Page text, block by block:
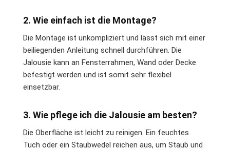
2. Wie einfach ist die Montage?
Die Montage ist unkompliziert und lässt sich mit einer
beiliegenden Anleitung schnell durchführen. Die
Jalousie kann an Fensterrahmen, Wand oder Decke
befestigt werden und ist somit sehr flexibel
einsetzbar.
3. Wie pflege ich die Jalousie am besten?
Die Oberfläche ist leicht zu reinigen. Ein feuchtes
Tuch oder ein Staubwedel reichen aus, um Staub und